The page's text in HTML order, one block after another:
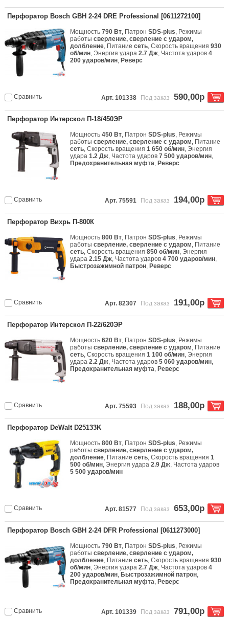
Перфоратор Bosch GBH 2-24 DRE Professional [0611272100]
Мощность790 Вт, ПатронSDS-plus, Режимы
работысверление, сверление с ударом,
долбление, Питаниесеть, Скорость вращения930
об/мин, Энергия удара2.7 Дж, Частота ударов4
200 ударов/мин, Реверс
Сравнить Арт. 101338 Под заказ 590,00р
Перфоратор Интерскол П-18/450ЭР
Мощность450 Вт, ПатронSDS-plus, Режимы
работысверление, сверление с ударом, Питание
сеть, Скорость вращения1 650 об/мин, Энергия
удара1.2 Дж, Частота ударов7 500 ударов/мин,
Предохранительная муфта, Реверс
Сравнить Арт. 75591 Под заказ 194,00р
Перфоратор Вихрь П-800К
Мощность800 Вт, ПатронSDS-plus, Режимы
работысверление, сверление с ударом, Питание
сеть, Скорость вращения850 об/мин, Энергия
удара2.15 Дж, Частота ударов4 700 ударов/мин,
Быстрозажимной патрон, Реверс
Сравнить Арт. 82307 Под заказ 191,00р
Перфоратор Интерскол П-22/620ЭР
Мощность620 Вт, ПатронSDS-plus, Режимы
работысверление, сверление с ударом, Питание
сеть, Скорость вращения1 100 об/мин, Энергия
удара2.2 Дж, Частота ударов5 060 ударов/мин,
Предохранительная муфта, Реверс
Сравнить Арт. 75593 Под заказ 188,00р
Перфоратор DeWalt D25133K
Мощность800 Вт, ПатронSDS-plus, Режимы
работысверление, сверление с ударом,
долбление, Питаниесеть, Скорость вращения1
500 об/мин, Энергия удара2.9 Дж, Частота ударов
5 500 ударов/мин
Сравнить Арт. 81577 Под заказ 653,00р
Перфоратор Bosch GBH 2-24 DFR Professional [0611273000]
Мощность790 Вт, ПатронSDS-plus, Режимы
работысверление, сверление с ударом,
долбление, Питаниесеть, Скорость вращения930
об/мин, Энергия удара2.7 Дж, Частота ударов4
200 ударов/мин, Быстрозажимной патрон,
Предохранительная муфта, Реверс
Сравнить Арт. 101339 Под заказ 791,00р